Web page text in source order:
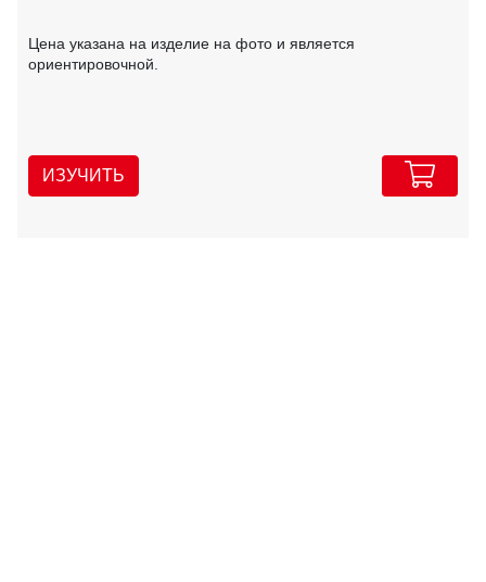
Цена указана на изделие на фото и является
ориентировочной.
ИЗУЧИТЬ